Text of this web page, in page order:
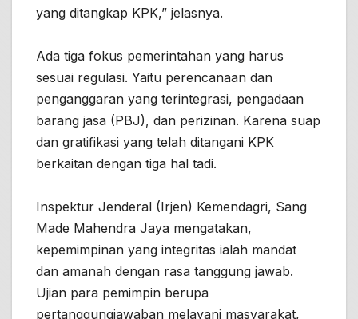
yang ditangkap KPK,” jelasnya.
Ada tiga fokus pemerintahan yang harus
sesuai regulasi. Yaitu perencanaan dan
penganggaran yang terintegrasi, pengadaan
barang jasa (PBJ), dan perizinan. Karena suap
dan gratifikasi yang telah ditangani KPK
berkaitan dengan tiga hal tadi.
Inspektur Jenderal (Irjen) Kemendagri, Sang
Made Mahendra Jaya mengatakan,
kepemimpinan yang integritas ialah mandat
dan amanah dengan rasa tanggung jawab.
Ujian para pemimpin berupa
pertanggungjawaban melayani masyarakat,